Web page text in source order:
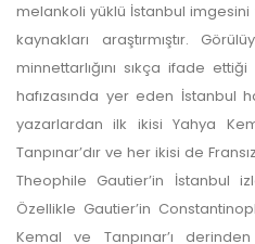
yapılmamaktadır.
Dergiye makale
melankoli yüklü İstanbul
kaynakları araştırmıştır.
minnettarlığını sıkça ifade
hafızasında yer eden İstanbul
yazarlardan ilk ikisi Yahya
Tanpınar’dır ve her ikisi de
Theophile Gautier’in İstanbul
Özellikle Gautier’in
Kemal ve Tanpınar’ı